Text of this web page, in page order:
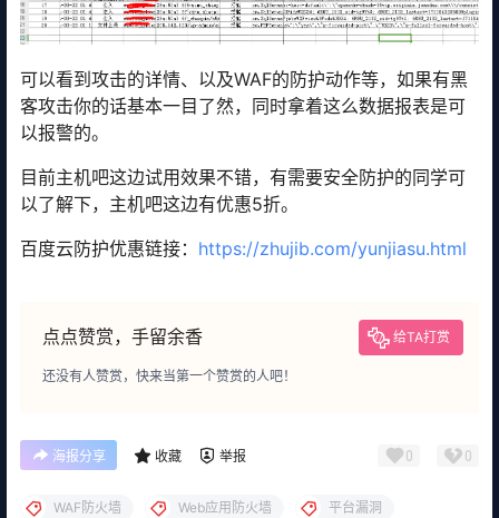
可以看到攻击的详情、以及WAF的防护动作等，如果有黑
客攻击你的话基本一目了然，同时拿着这么数据报表是可
以报警的。
目前主机吧这边试用效果不错，有需要安全防护的同学可
以了解下，主机吧这边有优惠5折。
百度云防护优惠链接： https://zhujib.com/yunjiasu.html
点点赞赏，手留余香 给TA打赏
还没有人赞赏，快来当第一个赞赏的人吧！
海报分享 收藏 举报 0 0
WAF防火墙 Web应用防火墙 平台漏洞